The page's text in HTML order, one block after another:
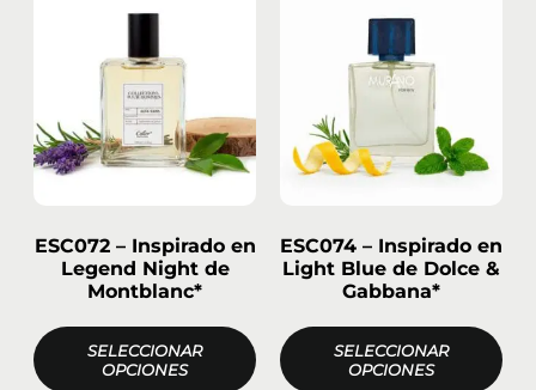
ESC072 – Inspirado en
Legend Night de
Montblanc*
SELECCIONAR
OPCIONES
ESC074 – Inspirado en
Light Blue de Dolce &
Gabbana*
SELECCIONAR
OPCIONES